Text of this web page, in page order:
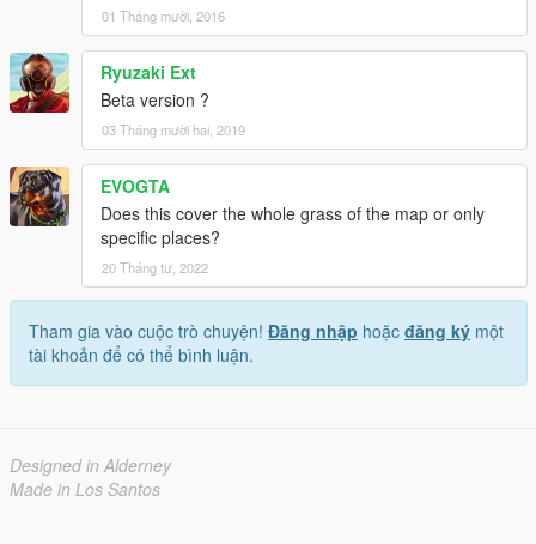
01 Tháng mười, 2016
Ryuzaki Ext
Beta version ?
03 Tháng mười hai, 2019
EVOGTA
Does this cover the whole grass of the map or only
specific places?
20 Tháng tư, 2022
Tham gia vào cuộc trò chuyện! Đăng nhập hoặc đăng ký một
tài khoản để có thể bình luận.
Designed in Alderney
Made in Los Santos